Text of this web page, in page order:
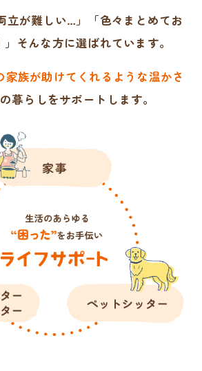
立が難しい…」「色々まとめてお
そんな方に選ばれています。
家族が助けてくれるような温かさ
暮らしをサポートします。